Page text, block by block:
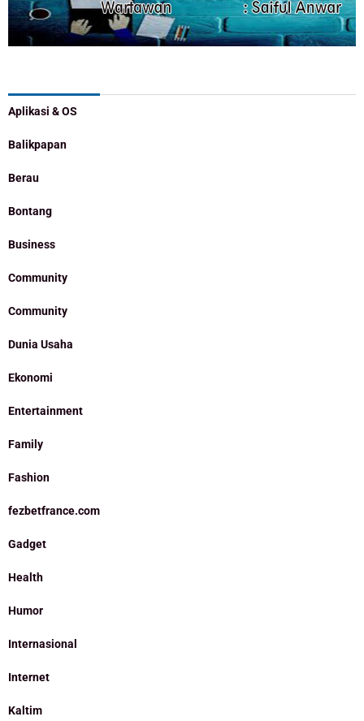
Aplikasi & OS
Balikpapan
Berau
Bontang
Business
Community
Community
Dunia Usaha
Ekonomi
Entertainment
Family
Fashion
fezbetfrance.com
Gadget
Health
Humor
Internasional
Internet
Kaltim